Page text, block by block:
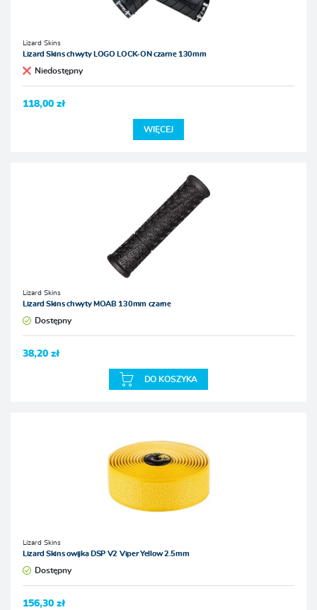
Lizard Skins
Lizard Skins chwyty LOGO LOCK-ON czarne 130mm
Niedostępny
118,00 zł
WIĘCEJ
Lizard Skins
Lizard Skins chwyty MOAB 130mm czarne
Dostępny
38,20 zł
DO KOSZYKA
Lizard Skins
Lizard Skins owijka DSP V2 Viper Yellow 2.5mm
Dostępny
156,30 zł